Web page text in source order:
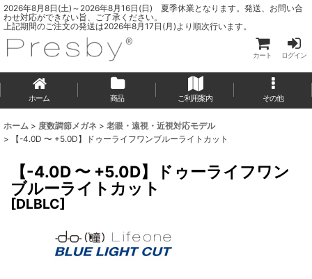
2026年8月8日(土)～2026年8月16日(日) 夏季休業となります。発送、お問い合
わせ対応ができない旨、ご了承ください。
上記期間のご注文の発送は2026年8月17日(月)より順次行います。
カート ログイン
ホーム 商品 ご利用案内 その他
ホーム > 度数調節メガネ > 老眼・遠視・近視対応モデル
>
【-4.0D 〜 +5.0D】ドゥーライフワンブルーライトカット
【-4.0D 〜 +5.0D】ドゥーライフワン
ブルーライトカット
[DLBLC]